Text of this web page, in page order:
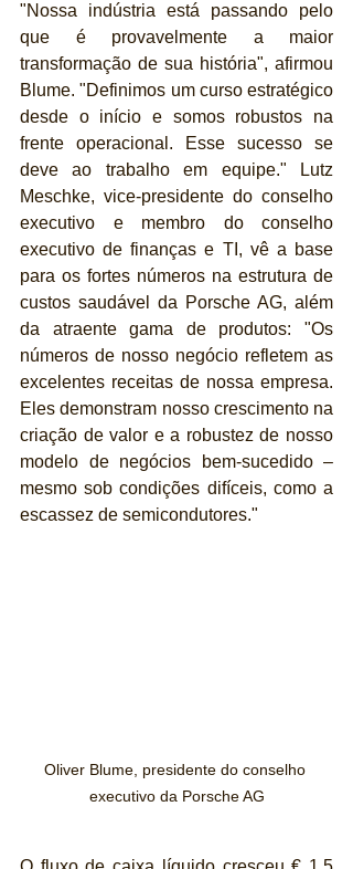
"Nossa indústria está passando pelo
que é provavelmente a maior
transformação de sua história", afirmou
Blume. "Definimos um curso estratégico
desde o início e somos robustos na
frente operacional. Esse sucesso se
deve ao trabalho em equipe." Lutz
Meschke, vice-presidente do conselho
executivo e membro do conselho
executivo de finanças e TI, vê a base
para os fortes números na estrutura de
custos saudável da Porsche AG, além
da atraente gama de produtos: "Os
números de nosso negócio refletem as
excelentes receitas de nossa empresa.
Eles demonstram nosso crescimento na
criação de valor e a robustez de nosso
modelo de negócios bem-sucedido –
mesmo sob condições difíceis, como a
escassez de semicondutores."
Oliver Blume, presidente do conselho
executivo da Porsche AG